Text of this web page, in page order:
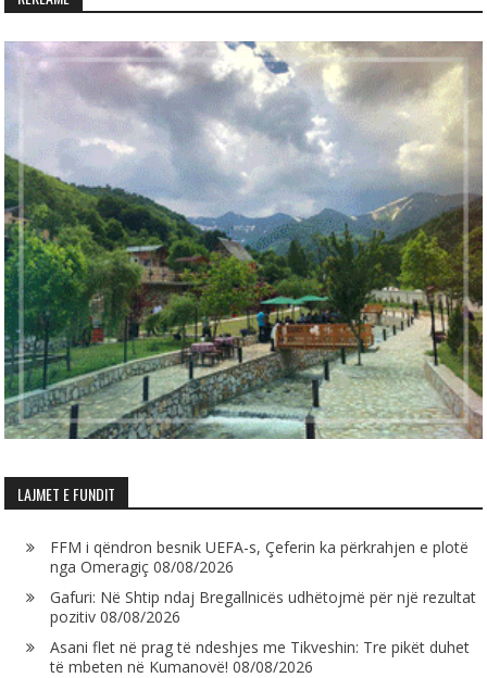
LAJMET E FUNDIT
FFM i qëndron besnik UEFA-s, Çeferin ka përkrahjen e plotë
nga Omeragiç 08/08/2026
Gafuri: Në Shtip ndaj Bregallnicës udhëtojmë për një rezultat
pozitiv 08/08/2026
Asani flet në prag të ndeshjes me Tikveshin: Tre pikët duhet
të mbeten në Kumanovë! 08/08/2026